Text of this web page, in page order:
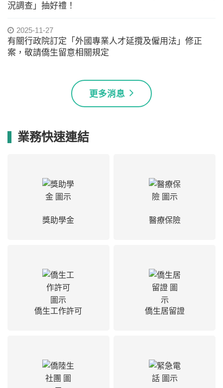
況調查」抽好禮！
2025-11-27
有關行政院訂定「外國專業人才延攬及僱用法」修正
案，敬請僑生留意相關規定
更多消息
業務快速連結
獎助學金 醫療保險
僑生工作許可 僑生居留證